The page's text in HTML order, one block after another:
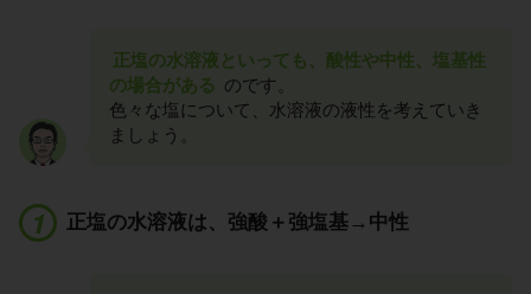
正塩の水溶液といっても、酸性や中性、塩基性
の場合がある のです。
色々な塩について、水溶液の液性を考えていき
ましょう。
正塩の水溶液は、強酸＋強塩基→中性